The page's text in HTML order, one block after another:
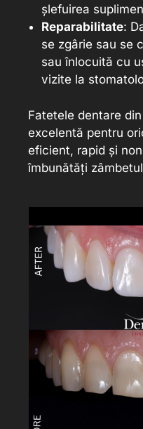
șlefuirea
Reparabilitate:
se zgârie sau se
sau înlocuită cu
vizite la
Fatetele dentare
excelentă pentru
eficient, rapid și
îmbunătăți